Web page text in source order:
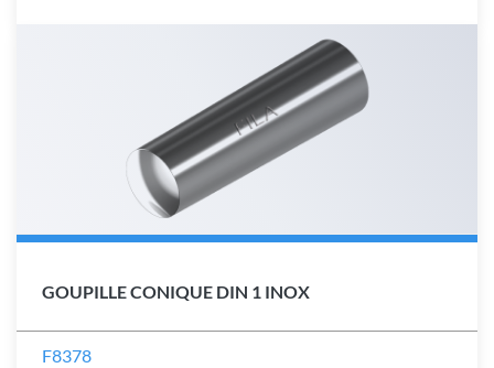
GOUPILLE CONIQUE DIN 1 INOX
F8378